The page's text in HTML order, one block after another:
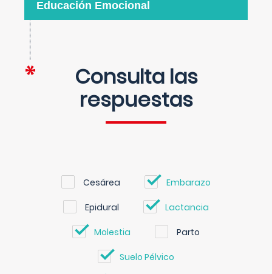
Educación Emocional
Consulta las
respuestas
Cesárea Embarazo
Epidural Lactancia
Molestia Parto
Suelo Pélvico